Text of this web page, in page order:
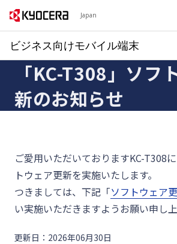
Japan
ビジネス向けモバイル端末
「KC-T308」ソフ
新のお知らせ
ご愛用いただいておりますKC-T308
トウェア更新を実施いたします。
つきましては、下記「ソフトウェア
い実施いただきますようお願い申し上
更新日：2026年06月30日